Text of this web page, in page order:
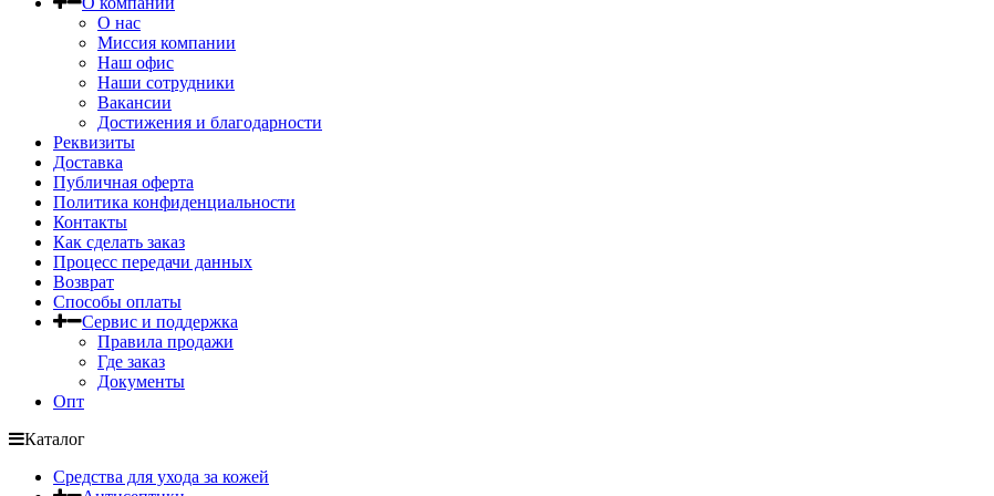
О нас
Миссия компании
Наш офис
Наши сотрудники
Вакансии
Достижения и благодарности
Реквизиты
Доставка
Публичная оферта
Политика конфиденциальности
Контакты
Как сделать заказ
Процесс передачи данных
Возврат
Способы оплаты
Сервис и поддержка
Правила продажи
Где заказ
Документы
Опт
Каталог
Средства для ухода за кожей